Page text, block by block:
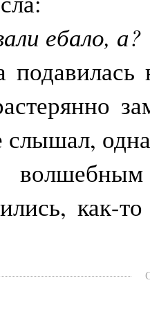
ебало, а?
слышал,
как-